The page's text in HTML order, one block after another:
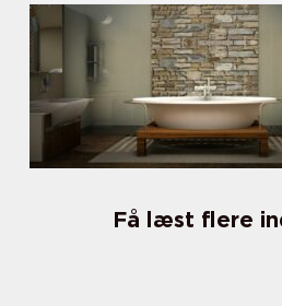
Få læst flere